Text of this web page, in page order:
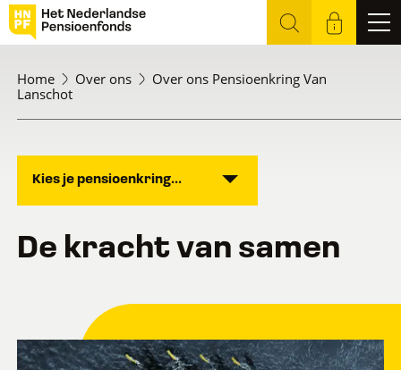
Home Over ons
Over ons Pensioenkring Van
Lanschot
Kies je pensioenkring...
De kracht van samen